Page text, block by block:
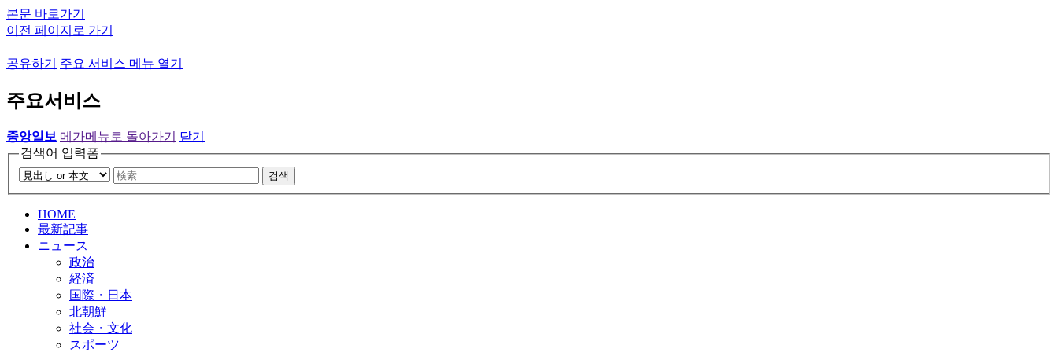
본문 바로가기
이전 페이지로 가기
공유하기 주요 서비스 메뉴 열기
주요서비스
중앙일보 메가메뉴로 돌아가기
닫기
검색어 입력폼
검색
HOME
最新記事
ニュース
政治
経済
国際・日本
北朝鮮
社会・文化
スポーツ